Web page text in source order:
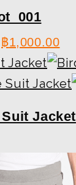
฿1,000.00
Jacket